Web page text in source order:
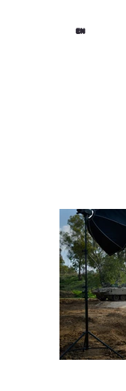
EN